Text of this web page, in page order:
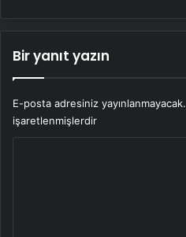
Bir yanıt yazın
E-posta adresiniz yayınlanmayacak.
işaretlenmişlerdir